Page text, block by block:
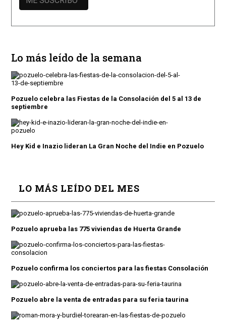
Lo más leído de la semana
Pozuelo celebra las Fiestas de la Consolación del 5 al 13 de
septiembre
Hey Kid e Inazio lideran La Gran Noche del Indie en Pozuelo
LO MÁS LEÍDO DEL MES
Pozuelo aprueba las 775 viviendas de Huerta Grande
Pozuelo confirma los conciertos para las fiestas Consolación
Pozuelo abre la venta de entradas para su feria taurina